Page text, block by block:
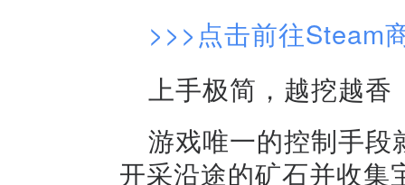
>>>点击前往Steam
上手极简，越挖越香
游戏唯一的控制手段
开采沿途的矿石并收集